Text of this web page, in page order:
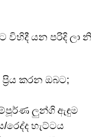
යන පරිදි ලා නිල්
කරන ඔබට;
ලුන්ගි ඇඳුම
රෙද්ද හැට්ටය